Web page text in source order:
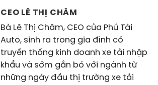
CEO LÊ THỊ CHÂM
Bà Lê Thị Châm, CEO của Phú Tài
Auto, sinh ra trong gia đình có
truyền thống kinh doanh xe tải nhập
khẩu và sớm gắn bó với ngành từ
những ngày đầu thị trường xe tải